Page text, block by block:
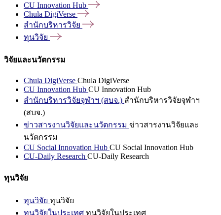
CU Innovation Hub
Chula DigiVerse
สำนักบริหารวิจัย
ทุนวิจัย
วิจัยและนวัตกรรม
Chula DigiVerse Chula DigiVerse
CU Innovation Hub CU Innovation Hub
สำนักบริหารวิจัยจุฬาฯ (สบจ.) สำนักบริหารวิจัยจุฬาฯ
(สบจ.)
ข่าวสารงานวิจัยและนวัตกรรม ข่าวสารงานวิจัยและ
นวัตกรรม
CU Social Innovation Hub CU Social Innovation Hub
CU-Daily Research CU-Daily Research
ทุนวิจัย
ทุนวิจัย ทุนวิจัย
ทุนวิจัยในประเทศ ทุนวิจัยในประเทศ